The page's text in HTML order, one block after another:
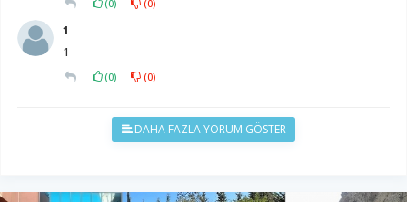
(0) (0)
1
1
(0) (0)
DAHA FAZLA YORUM GÖSTER